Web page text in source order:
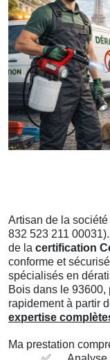
Artisan de la société
832 523 211
de la certification
conforme et
spécialisés en
Bois dans le 93600,
rapidement à partir
expertise
Ma prestation